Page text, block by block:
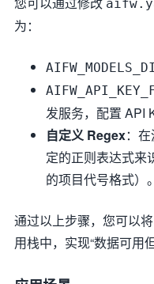
为：
发服务，配置 API
自定义 Regex：
定的正则表达式来
的项目代号格式）。
通过以上步骤，您可以
用栈中，实现“数据可用